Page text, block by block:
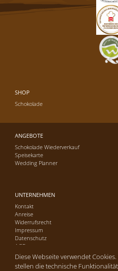
SHOP
Schokolade
ANGEBOTE
Schokolade Wiederverkauf
Speisekarte
Wedding Planner
UNTERNEHMEN
Kontakt
Anreise
Widerrufsrecht
Impressum
Datenschutz
AGB
Diese Webseite verwendet
stellen die technische